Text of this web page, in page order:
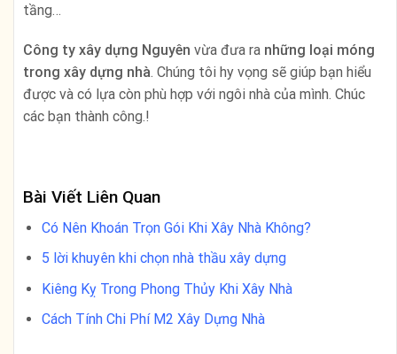
tầng…
Công ty xây dựng Nguyên vừa đưa ra những loại móng
trong xây dựng nhà. Chúng tôi hy vọng sẽ giúp bạn hiểu
được và có lựa còn phù hợp với ngôi nhà của mình. Chúc
các bạn thành công.!
Bài Viết Liên Quan
Có Nên Khoán Trọn Gói Khi Xây Nhà Không?
5 lời khuyên khi chọn nhà thầu xây dựng
Kiêng Kỵ Trong Phong Thủy Khi Xây Nhà
Cách Tính Chi Phí M2 Xây Dựng Nhà